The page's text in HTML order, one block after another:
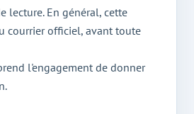
lecture. En général, cette
courrier officiel, avant toute
l'engagement de donner